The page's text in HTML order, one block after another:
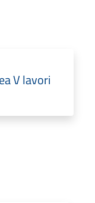
V lavori